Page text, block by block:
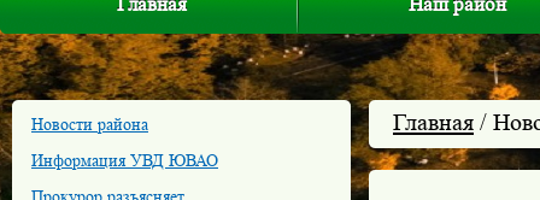
Новости района
Информация УВД ЮВАО
Главная /